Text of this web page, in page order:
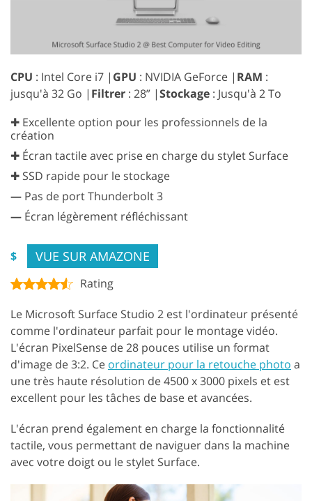
CPU : Intel Core i7 | GPU : NVIDIA GeForce | RAM :
jusqu'à 32 Go | Filtrer : 28” |Stockage : Jusqu'à 2 To
✚ Excellente option pour les professionnels de la
création
✚ Écran tactile avec prise en charge du stylet Surface
✚ SSD rapide pour le stockage
— Pas de port Thunderbolt 3
— Écran légèrement réfléchissant
$ VUE SUR AMAZONE
Rating
Le Microsoft Surface Studio 2 est l'ordinateur présenté
comme l'ordinateur parfait pour le montage vidéo.
L'écran PixelSense de 28 pouces utilise un format
d'image de 3:2. Ce ordinateur pour la retouche photo a
une très haute résolution de 4500 x 3000 pixels et est
excellent pour les tâches de base et avancées.
L'écran prend également en charge la fonctionnalité
tactile, vous permettant de naviguer dans la machine
avec votre doigt ou le stylet Surface.